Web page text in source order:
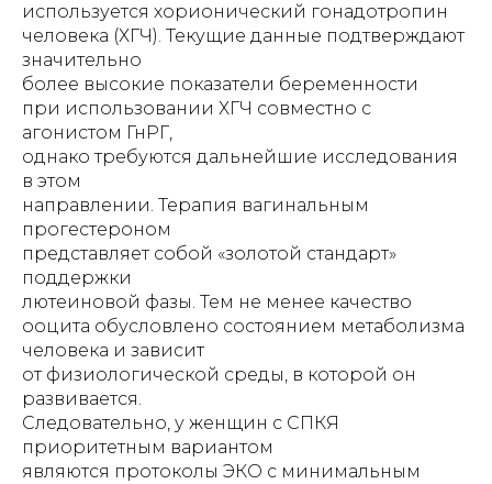
используется хорионический гонадотропин
человека (ХГЧ). Текущие данные подтверждают
значительно
более высокие показатели беременности
при использовании ХГЧ совместно с
агонистом ГнРГ,
однако требуются дальнейшие исследования
в этом
направлении. Терапия вагинальным
прогестероном
представляет собой «золотой стандарт»
поддержки
лютеиновой фазы. Тем не менее качество
ооцита обусловлено состоянием метаболизма
человека и зависит
от физиологической среды, в которой он
развивается.
Следовательно, у женщин с СПКЯ
приоритетным вариантом
являются протоколы ЭКО с минимальным